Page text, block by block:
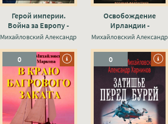
Герой империи.
Война за Европу -
Александр
Маркова
Михайловский Александр
Освобождение
Ирландии -
Александр
Александр Харников
Михайловский Александр
0 0